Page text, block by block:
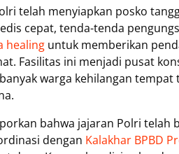
telah menyiapkan posko
cepat, tenda-tenda
healing untuk memberikan
Fasilitas ini menjadi pusat
warga kehilangan
bahwa jajaran Polri telah
dengan Kalakhar BPBD